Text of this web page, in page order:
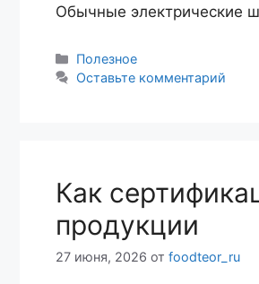
Обычные электрические
Рубрики
Полезное
Оставьте комментарий
Как
продукции
27 июня, 2026 от foodteor_ru